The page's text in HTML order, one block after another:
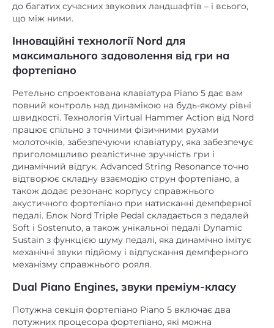
до багатих сучасних звукових ландшафтів – і всього,
що між ними.
Інноваційні технології Nord для
максимального задоволення від гри на
фортепіано
Ретельно спроектована клавіатура Piano 5 дає вам
повний контроль над динамікою на будь-якому рівні
швидкості. Технологія Virtual Hammer Action від Nord
працює спільно з точними фізичними рухами
молоточків, забезпечуючи клавіатуру, яка забезпечує
приголомшливо реалістичне зручність гри і
динамічний відгук. Advanced String Resonance точно
відтворює складну взаємодію струн фортепіано, а
також додає резонанс корпусу справжнього
акустичного фортепіано при натисканні демпферної
педалі. Блок Nord Triple Pedal складається з педалей
Soft і Sostenuto, а також унікальної педалі Dynamic
Sustain з функцією шуму педалі, яка динамічно імітує
механічні звуки підйому і відпускання демпферного
механізму справжнього рояля.
Dual Piano Engines, звуки преміум-класу
Потужна секція фортепіано Piano 5 включає два
потужних процесора фортепіано, які можна